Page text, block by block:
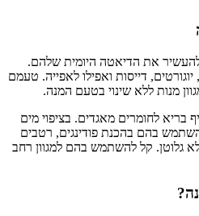
את הדיאטה היומית שלהם.
דייסות ואפילו לאפייה. טעמם
מנות ללא שינוי בטעם המנה.
בריא לחומרים מאגדים. בציפוי מים
בהם בהכנת פודינגים, רטבים
גלוטן. קל להשתמש בהם למגוון רחב